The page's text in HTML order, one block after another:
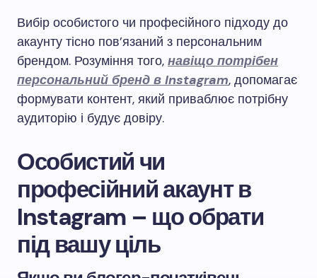
Вибір особистого чи професійного підходу до
акаунту тісно пов’язаний з персональним
брендом. Розуміння того, навіщо потрібен
персональний бренд в Instagram, допомагає
формувати контент, який приваблює потрібну
аудиторію і будує довіру.
Особистий чи
професійний акаунт в
Instagram – що обрати
під вашу ціль